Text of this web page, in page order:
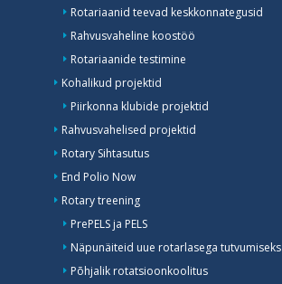
Rotariaanid teevad keskkonnategusid
Rahvusvaheline koostöö
Rotariaanide testimine
Kohalikud projektid
Piirkonna klubide projektid
Rahvusvahelised projektid
Rotary Sihtasutus
End Polio Now
Rotary treening
PrePELS ja PELS
Näpunäiteid uue rotarlasega tutvumiseks
Põhjalik rotatsioonkoolitus